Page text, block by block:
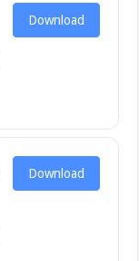
Download
Download